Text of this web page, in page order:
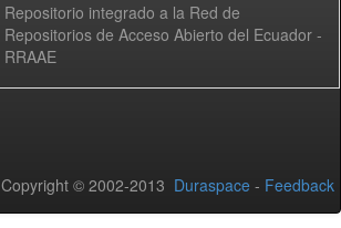
Repositorio integrado a la Red de
Repositorios de Acceso Abierto del Ecuador -
RRAAE
Copyright © 2002-2013 Duraspace - Feedback